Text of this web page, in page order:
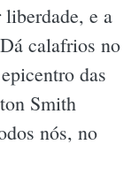
e a
calafrios no
das
Smith
nós, no